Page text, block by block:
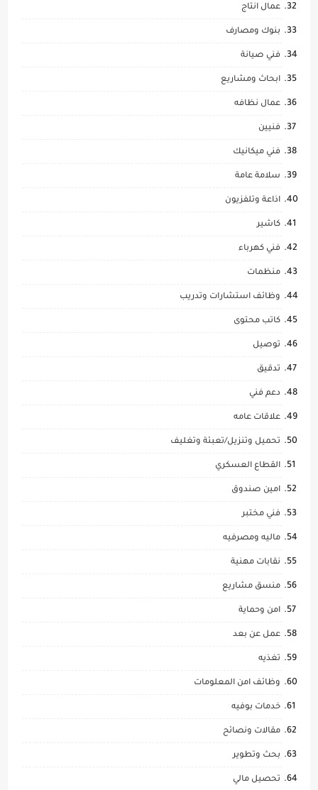
عمال انتاج
بنوك ومصارف
فني صيانة
ابحاث ومشاريع
عمال نظافه
فنيين
فني ميكانيك
سلامة عامة
اذاعة وتلفزيون
كاشير
فني كهرباء
منظمات
وظائف استشارات وتدريب
كاتب محتوى
توصيل
تدقيق
دعم فني
علاقات عامه
تحميل وتنزيل/تعبئة وتغليف
القطاع العسكري
امين صندوق
فني مختبر
ماليه ومصرفيه
نقابات مهنية
منسق مشاريع
امن وحماية
عمل عن بعد
تغذيه
وظائف امن المعلومات
خدمات بوفيه
مقالات ونصائح
بحث وتطوير
تحصيل مالي